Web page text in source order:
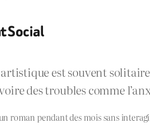
Social
artistique est souvent
des troubles comme
roman pendant des mois sans